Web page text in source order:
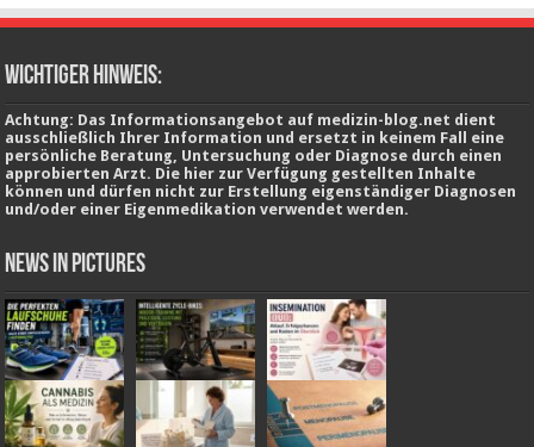
wichtiger Hinweis:
Achtung: Das Informationsangebot auf medizin-blog.net dient
ausschließlich Ihrer Information und ersetzt in keinem Fall eine
persönliche Beratung, Untersuchung oder Diagnose durch einen
approbierten Arzt. Die hier zur Verfügung gestellten Inhalte
können und dürfen nicht zur Erstellung eigenständiger Diagnosen
und/oder einer Eigenmedikation verwendet werden.
News in Pictures